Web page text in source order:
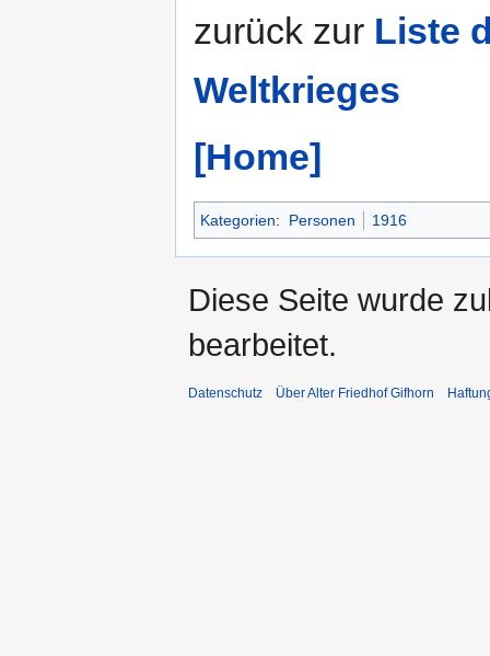
zurück zur Liste
Weltkrieges
[Home]
Kategorien: Personen 1916
Diese Seite wurde
bearbeitet.
Datenschutz Über Alter Friedhof Gifhorn